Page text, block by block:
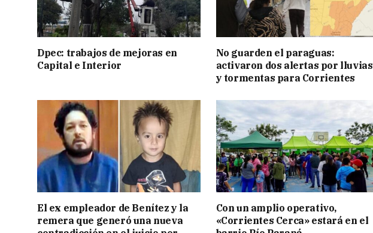
Dpec: trabajos de mejoras en
Capital e Interior
No guarden el paraguas:
activaron dos alertas por lluvias
y tormentas para Corrientes
El ex empleador de Benítez y la
remera que generó una nueva
Con un amplio operativo,
«Corrientes Cerca» estará en el